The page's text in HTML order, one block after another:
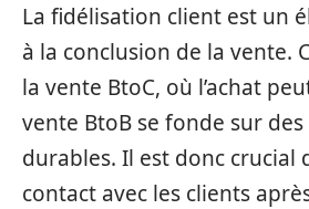
La fidélisation client est un
à la conclusion de la vente.
la vente BtoC, où l’achat
vente BtoB se fonde sur
durables. Il est donc crucial
contact avec les clients